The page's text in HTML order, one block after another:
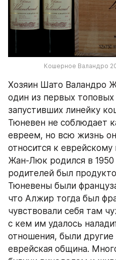
Кошерное Валандро
Хозяин Шато Валандро
один из первых
запустивших линейку
Тюневен не соблюдает
евреем, но всю жизнь
относится к
Жан-Люк родился в 1950
родителей был
Тюневены были
что Алжир тогда был
чувствовали себя там
с кем им удалось
отношения, были
еврейская община.